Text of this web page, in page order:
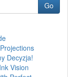
Go
Decyzja!
Vision